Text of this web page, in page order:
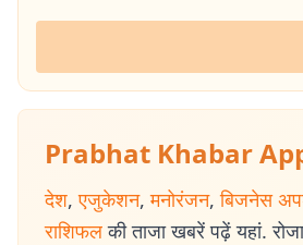
Prabhat Khabar
देश, एजुकेशन, मनोरंजन, बिजनेस
राशिफल की ताजा खबरें पढ़ें यहां.